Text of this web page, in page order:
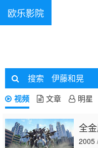
欧乐影院
搜索 伊藤和晃
视频 文章 明星
全
2005